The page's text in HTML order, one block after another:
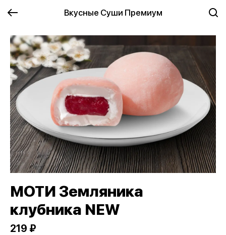
Вкусные Суши Премиум
МОТИ Земляника
клубника NEW
219 ₽